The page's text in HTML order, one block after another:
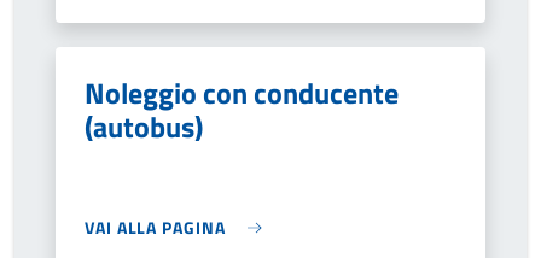
Noleggio con conducente
(autobus)
VAI ALLA PAGINA